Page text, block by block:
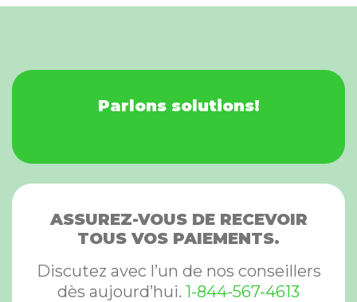
Parlons solutions!
ASSUREZ-VOUS DE RECEVOIR
TOUS VOS PAIEMENTS.
Discutez avec l’un de nos conseillers
dès aujourd’hui. 1-844-567-4613